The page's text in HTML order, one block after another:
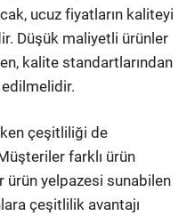
ucuz fiyatların kaliteyi
Düşük maliyetli ürünler
kalite standartlarından
çeşitliliği de
farklı ürün
ürün yelpazesi sunabilen
çeşitlilik avantajı